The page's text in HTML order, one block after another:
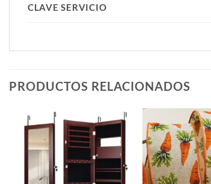
CLAVE SERVICIO
PRODUCTOS RELACIONADOS